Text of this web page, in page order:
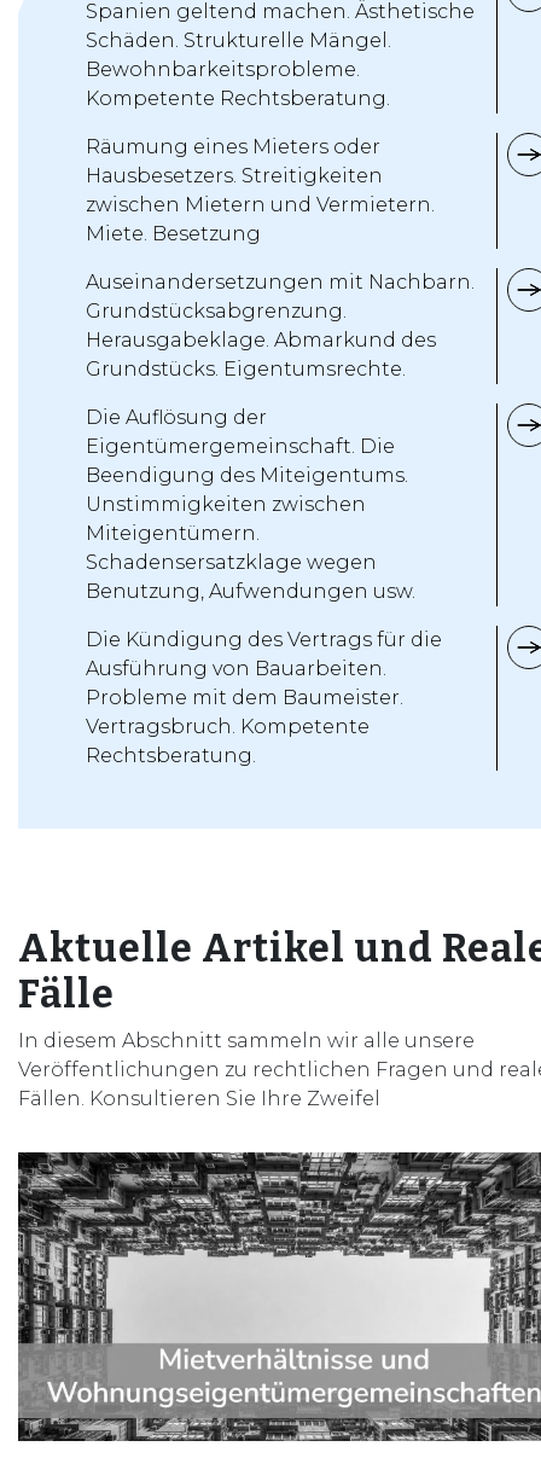
Spanien geltend machen. Ästhetische
Schäden. Strukturelle Mängel.
Bewohnbarkeitsprobleme.
Kompetente Rechtsberatung.
Räumung eines Mieters oder
Hausbesetzers. Streitigkeiten
zwischen Mietern und Vermietern.
Miete. Besetzung
Auseinandersetzungen mit Nachbarn.
Grundstücksabgrenzung.
Herausgabeklage. Abmarkund des
Grundstücks. Eigentumsrechte.
Die Auflösung der
Eigentümergemeinschaft. Die
Beendigung des Miteigentums.
Unstimmigkeiten zwischen
Miteigentümern.
Schadensersatzklage wegen
Benutzung, Aufwendungen usw.
Die Kündigung des Vertrags für die
Ausführung von Bauarbeiten.
Probleme mit dem Baumeister.
Vertragsbruch. Kompetente
Rechtsberatung.
Aktuelle Artikel und
Fälle
In diesem Abschnitt sammeln wir alle unsere
Veröffentlichungen zu rechtlichen Fragen und
Fällen. Konsultieren Sie Ihre Zweifel